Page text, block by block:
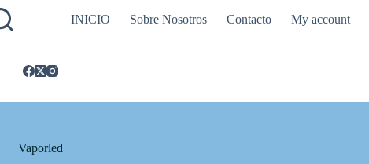
INICIO Sobre Nosotros Contacto My account
Vaporled